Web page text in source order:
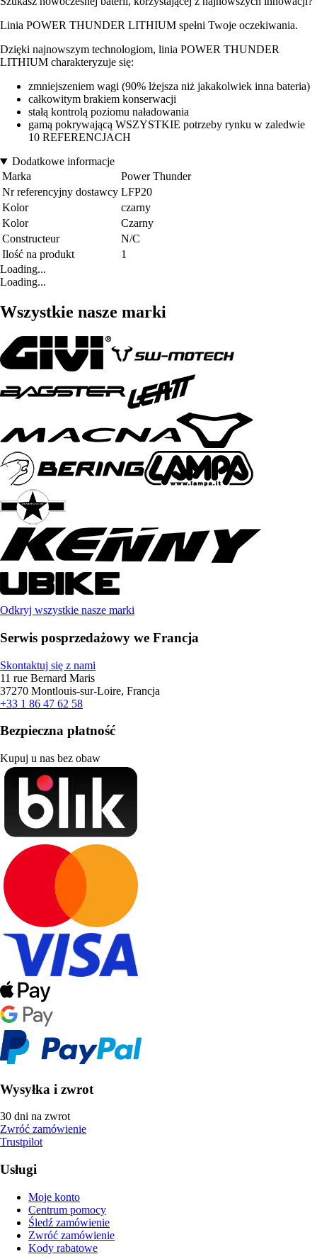
Linia POWER THUNDER LITHIUM spełni Twoje oczekiwania.
Dzięki najnowszym technologiom, linia POWER THUNDER
LITHIUM charakteryzuje się:
zmniejszeniem wagi (90% lżejsza niż jakakolwiek inna bateria)
całkowitym brakiem konserwacji
stałą kontrolą poziomu naładowania
gamą pokrywającą WSZYSTKIE potrzeby rynku w zaledwie
10 REFERENCJACH
Dodatkowe informacje
Marka
Power Thunder
Nr referencyjny dostawcy LFP20
Kolor
czarny
Kolor
Czarny
Constructeur
N/C
Ilość na produkt
1
Loading...
Loading...
Wszystkie nasze marki
Odkryj wszystkie nasze marki
Serwis posprzedażowy we Francja
Skontaktuj się z nami
11 rue Bernard Maris
37270 Montlouis-sur-Loire, Francja
+33 1 86 47 62 58
Bezpieczna płatność
Kupuj u nas bez obaw
Wysyłka i zwrot
30 dni na zwrot
Zwróć zamówienie
Trustpilot
Usługi
Moje konto
Centrum pomocy
Śledź zamówienie
Zwróć zamówienie
Kody rabatowe